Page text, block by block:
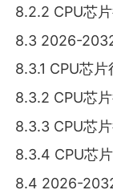
8.2.2 CPU芯
8.3 2026-
8.3.1 CPU芯
8.3.2 CPU芯
8.3.3 CPU芯
8.3.4 CPU芯
8.4 2026-